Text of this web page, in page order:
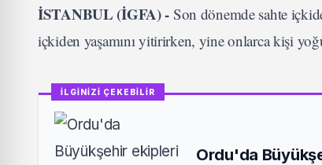
İSTANBUL (İGFA) - Son dönemde sahte
içkiden yaşamını yitirirken, yine onlarca kişi
İLGİNİZİ ÇEKEBİLİR
Ordu'da